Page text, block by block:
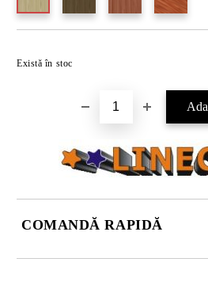
Există în stoc
COMANDĂ RAPIDĂ